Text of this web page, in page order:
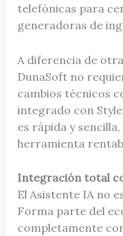
telefónicas para
generadoras de
A diferencia de
DunaSoft no
cambios técnicos
integrado con
es rápida y
herramienta
Integración total
El Asistente IA no
Forma parte del
completamente